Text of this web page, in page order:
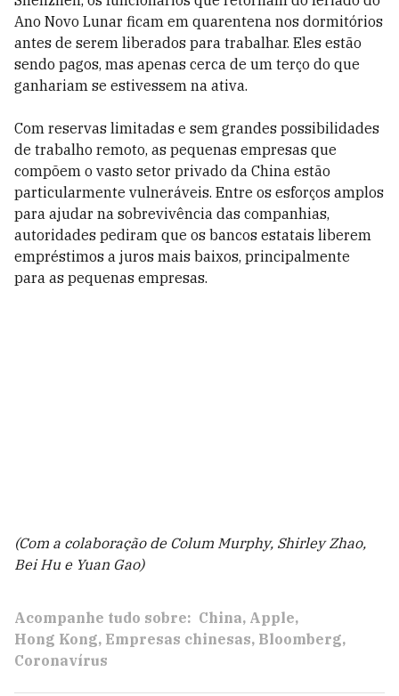
Ano Novo Lunar ficam em quarentena nos dormitórios
antes de serem liberados para trabalhar. Eles estão
sendo pagos, mas apenas cerca de um terço do que
ganhariam se estivessem na ativa.
Com reservas limitadas e sem grandes possibilidades
de trabalho remoto, as pequenas empresas que
compõem o vasto setor privado da China estão
particularmente vulneráveis. Entre os esforços amplos
para ajudar na sobrevivência das companhias,
autoridades pediram que os bancos estatais liberem
empréstimos a juros mais baixos, principalmente
para as pequenas empresas.
(Com a colaboração de Colum Murphy, Shirley Zhao,
Bei Hu e Yuan Gao)
Acompanhe tudo sobre: China Apple
Hong Kong Empresas chinesas Bloomberg
Coronavírus